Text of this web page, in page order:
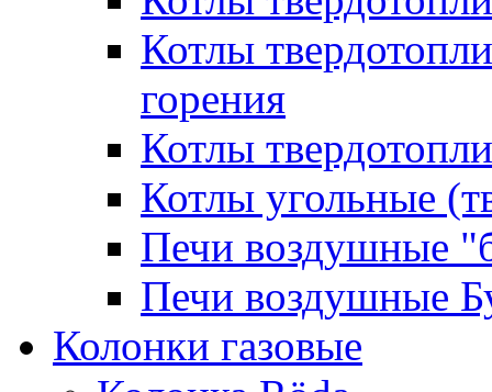
Котлы
горения
Котлы
Котлы угольные
Печи воздушные
Печи воздушные
Колонки газовые